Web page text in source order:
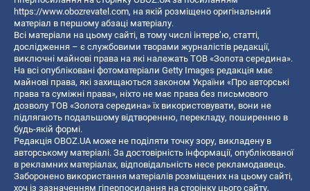
https://www.obozrevatel.com, на якій розміщено оригінальний
матеріал в першому абзаці матеріалу.
Всі матеріали на цьому сайті, в тому числі інтерв’ю, статті,
дослідження – є службовими творами журналістів редакції,
виключні майнові права на які належать ТОВ «Золота середина».
На всі опубліковані фотоматеріали Getty Images редакція має
майнові права, які захищаються законом України «Про авторські
права та суміжні права», ніхто не має права без письмового
дозволу ТОВ «Золота середина» їх використовувати, вони не
підлягають подальшому відтворенню, перекладу, поширенню в
будь-якій формі.
Редакція OBOZ.UA може не поділяти точку зору, викладену в
авторському матеріалі. За достовірність інформації, опублікованої
в рекламних матеріалах, відповідальність несе рекламодавець.
Заборонено використання матеріалів розміщених на цьому сайті,
хоч із зазначенням гіперпосилання на сторінку цього сайту,